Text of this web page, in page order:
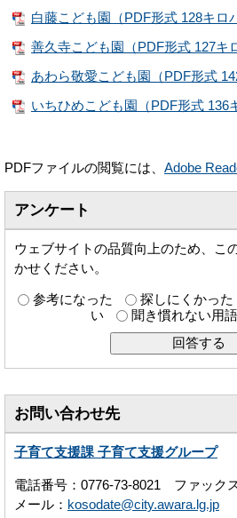
白藤こども園（PDF形式 128キロ
善久寺こども園（PDF形式 127キ
あわら敬愛こども園（PDF形式
いちひめこども園（PDF形式 136
PDFファイルの閲覧には、 Adobe
アンケート
ウェブサイトの品質向上のため、こ
かせください。
参考になった 探しにくかった
い
聞き慣れない用
お問い合わせ先
子育て支援課 子育て支援グループ
電話番号：0776-73-8021 ファック
メール： kosodate@city.awara.lg.jp